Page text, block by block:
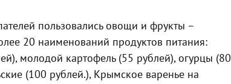
пользовались овощи и фрукты –
20 наименований продуктов питания:
молодой картофель (55 рублей), огурцы (80
(100 рублей.), Крымское варенье на